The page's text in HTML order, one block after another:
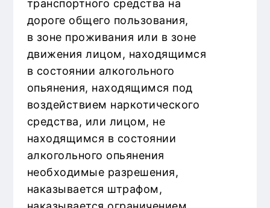
транспортного средства на
дороге общего пользования,
в зоне проживания или в зоне
движения лицом, находящимся
в состоянии алкогольного
опьянения, находящимся под
воздействием наркотического
средства, или лицом, не
находящимся в состоянии
алкогольного опьянения
необходимые разрешения,
наказывается штрафом,